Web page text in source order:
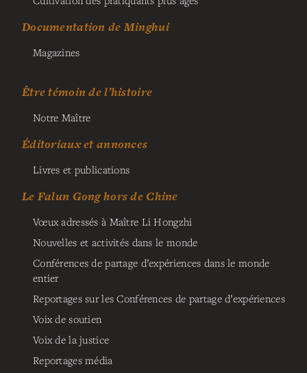
Documentation de Minghui
Magazines
Être témoin de l’histoire
Notre Maître
Éditoriaux et annonces
Livres et publications
Le Falun Gong hors de Chine
Vœux adressés à Maître Li Hongzhi
Nouvelles et activités dans le monde
Conférences de partage d’expériences dans le monde
entier
Reportages sur les Conférences de partage d’expériences
Voix de soutien
Voix de la justice
Reportages média